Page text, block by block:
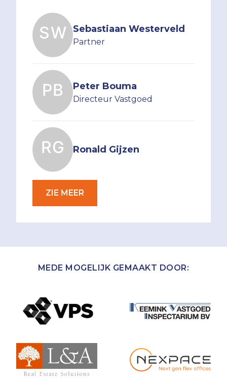
Sebastiaan Westerveld
Partner
Peter Bouma
Directeur Vastgoed
Ronald Gijzen
ZIE MEER
MEDE MOGELIJK GEMAAKT DOOR: